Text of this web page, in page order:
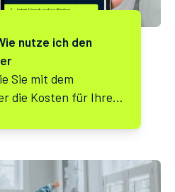
nutze ich den
Sie mit dem
die Kosten für Ihre
berechnen
Sie verschiedene
für Ihr Projekt.